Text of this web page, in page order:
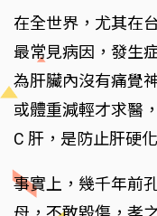
在全世界，尤其在
最常見病因，發生
為肝臟內沒有痛覺
或體重減輕才求醫
C 肝，是防止肝硬
事實上，幾千年前